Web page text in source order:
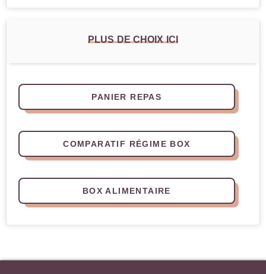
PLUS DE CHOIX ICI
PANIER REPAS
COMPARATIF RÉGIME BOX
BOX ALIMENTAIRE